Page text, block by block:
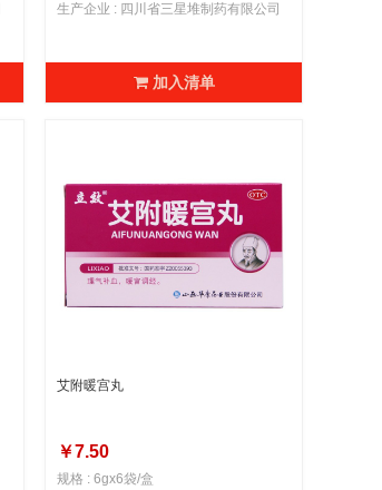
生产企业 : 四川省三星堆制药有限公司
加入清单
艾附暖宫丸
￥7.50
规格 : 6gx6袋/盒